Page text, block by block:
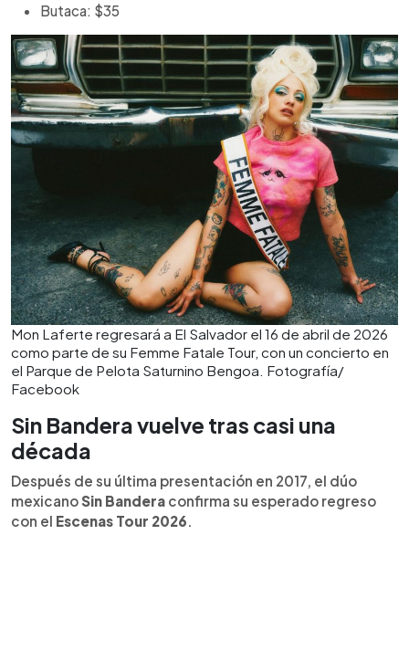
Butaca: $35
Mon Laferte regresará a El Salvador el 16 de abril de 2026
como parte de su Femme Fatale Tour, con un concierto en
el Parque de Pelota Saturnino Bengoa. Fotografía/
Facebook
Sin Bandera vuelve tras casi una
década
Después de su última presentación en 2017, el dúo
mexicanoSin Bandera confirma su esperado regreso
con el Escenas Tour 2026.